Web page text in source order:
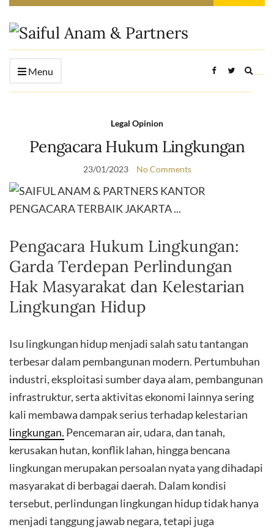
Menu
form
Legal Opinion
Pengacara Hukum Lingkungan
23/01/2023 No Comments
Pengacara Hukum Lingkungan:
Garda Terdepan Perlindungan
Hak Masyarakat dan Kelestarian
Lingkungan Hidup
Isu lingkungan hidup menjadi salah satu tantangan
terbesar dalam pembangunan modern. Pertumbuhan
industri, eksploitasi sumber daya alam, pembangunan
infrastruktur, serta aktivitas ekonomi lainnya sering
kali membawa dampak serius terhadap kelestarian
lingkungan. Pencemaran air, udara, dan tanah,
kerusakan hutan, konflik lahan, hingga bencana
lingkungan merupakan persoalan nyata yang dihadapi
masyarakat di berbagai daerah. Dalam kondisi
tersebut, perlindungan lingkungan hidup tidak hanya
menjadi tanggung jawab negara, tetapi juga